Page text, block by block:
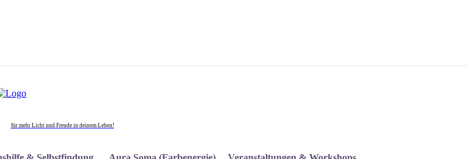
für mehr Licht und Freude in deinem Leben!